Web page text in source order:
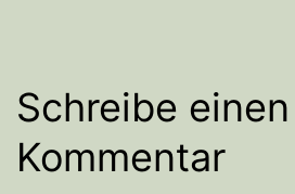
Schreibe einen
Kommentar